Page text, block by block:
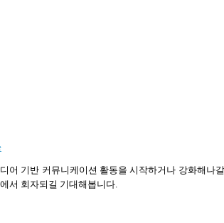
어 기반 커뮤니케이션 활동을 시작하거나 강화해나
서 회자되길 기대해봅니다.